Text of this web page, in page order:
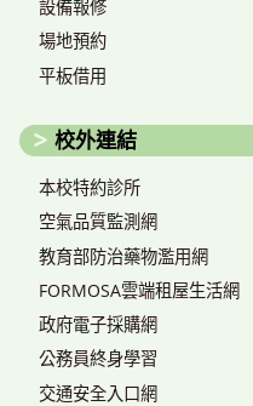
設備報修
場地預約
平板借用
校外連結
本校特約診所
空氣品質監測網
教育部防治藥物濫用網
FORMOSA雲端租屋生活網
政府電子採購網
公務員終身學習
交通安全入口網